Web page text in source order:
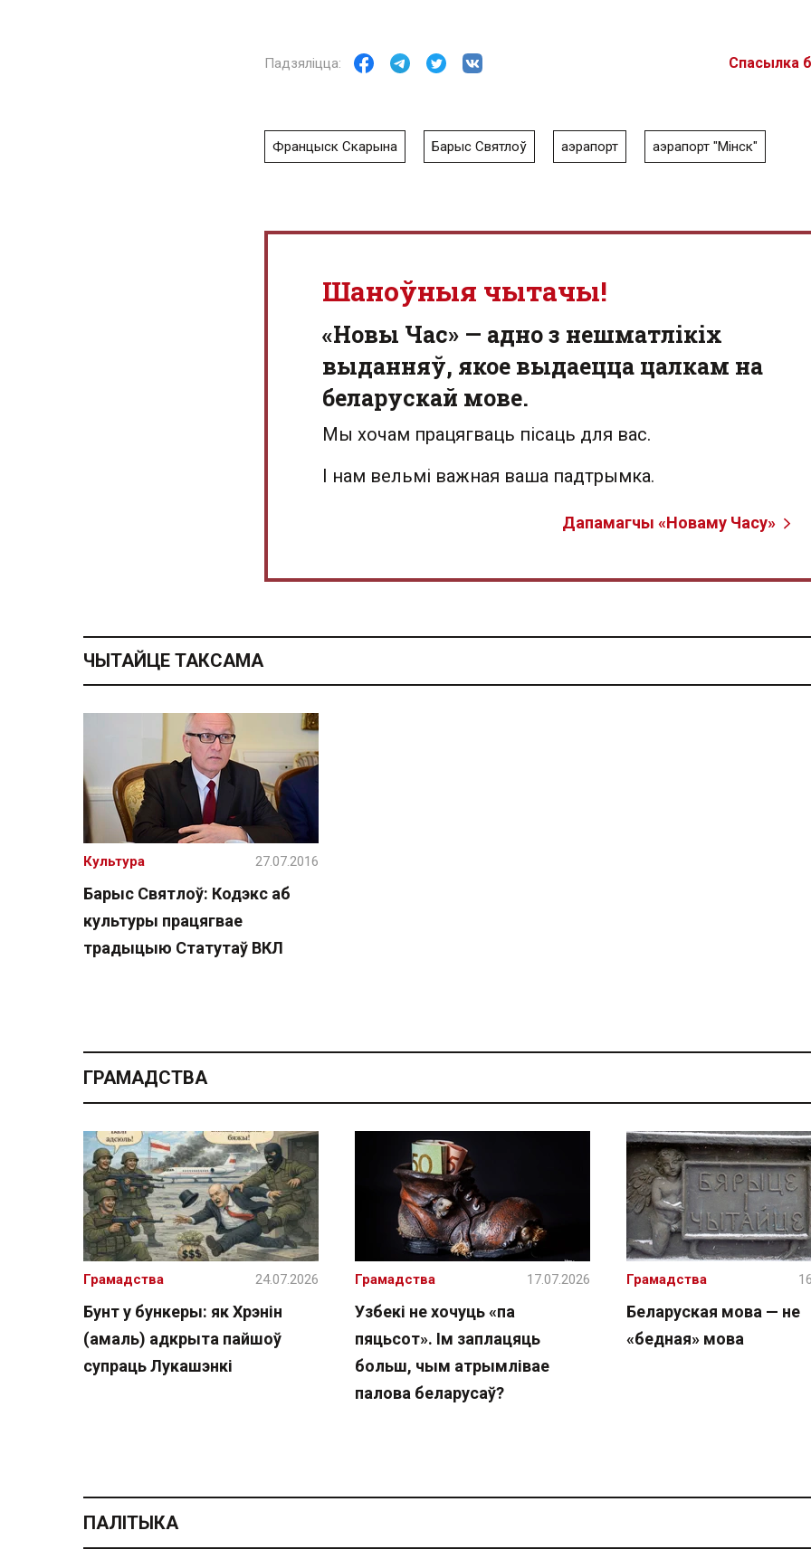
Спасылка
Францыск Скарына Барыс Святлоў аэрапорт аэрапорт "Мінск"
Шаноўныя чытачы!
«Новы Час» — адно з нешматлікіх
выданняў, якое выдаецца цалкам на
беларускай мове.
Мы хочам працягваць пісаць для вас.
І нам вельмі важная ваша падтрымка.
Дапамагчы «Новаму Часу»
ЧЫТАЙЦЕ ТАКСАМА
Барыс Святлоў: Кодэкс аб
культуры працягвае
традыцыю Статутаў ВКЛ
Культура 27.07.2016
ГРАМАДСТВА
Бунт у бункеры: як Хрэнін
(амаль) адкрыта пайшоў
супраць Лукашэнкі
Грамадства 24.07.2026
Узбекі не хочуць «па
пяцьсот». Ім заплацяць
больш, чым атрымлівае
палова беларусаў?
Грамадства 17.07.2026
Беларуская мова — не
«бедная» мова
Грамадства
ПАЛІТЫКА